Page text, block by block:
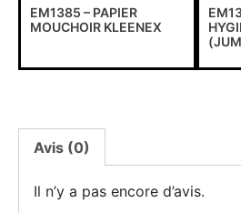
EM1385 – PAPIER
MOUCHOIR KLEENEX
Avis (0)
Il n’y a pas encore d’avis.